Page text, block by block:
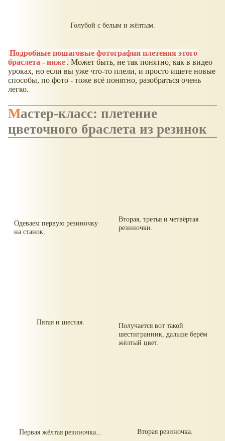
Голубой с белым и жёлтым.
Подробные пошаговые фотографии плетения этого
браслета - ниже . Может быть, не так понятно, как в видео
уроках, но если вы уже что-то плели, и просто ищете новые
способы, по фото - тоже всё понятно, разобраться очень
легко.
Мастер-класс: плетение
цветочного браслета из резинок
Одеваем первую резиночку
на станок.
Вторая, третья и четвёртая
резиночки.
Пятая и шестая.
Получается вот такой
шестигранник, дальше берём
жёлтый цвет.
Первая жёлтая резиночка... Вторая резиночка.